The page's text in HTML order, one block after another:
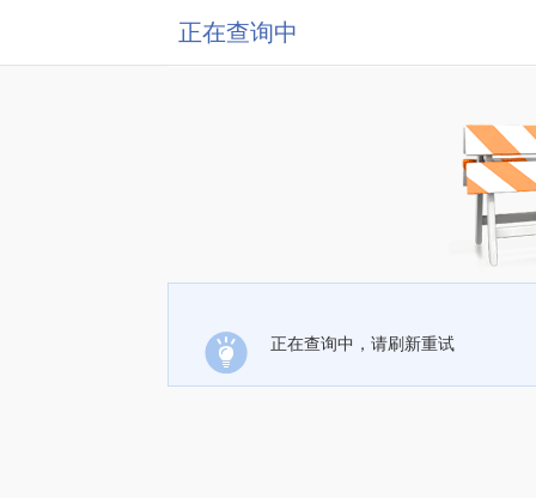
正在查询中
正在查询中，请刷新重试